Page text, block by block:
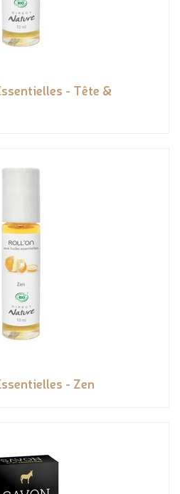
- Tête &
- Zen